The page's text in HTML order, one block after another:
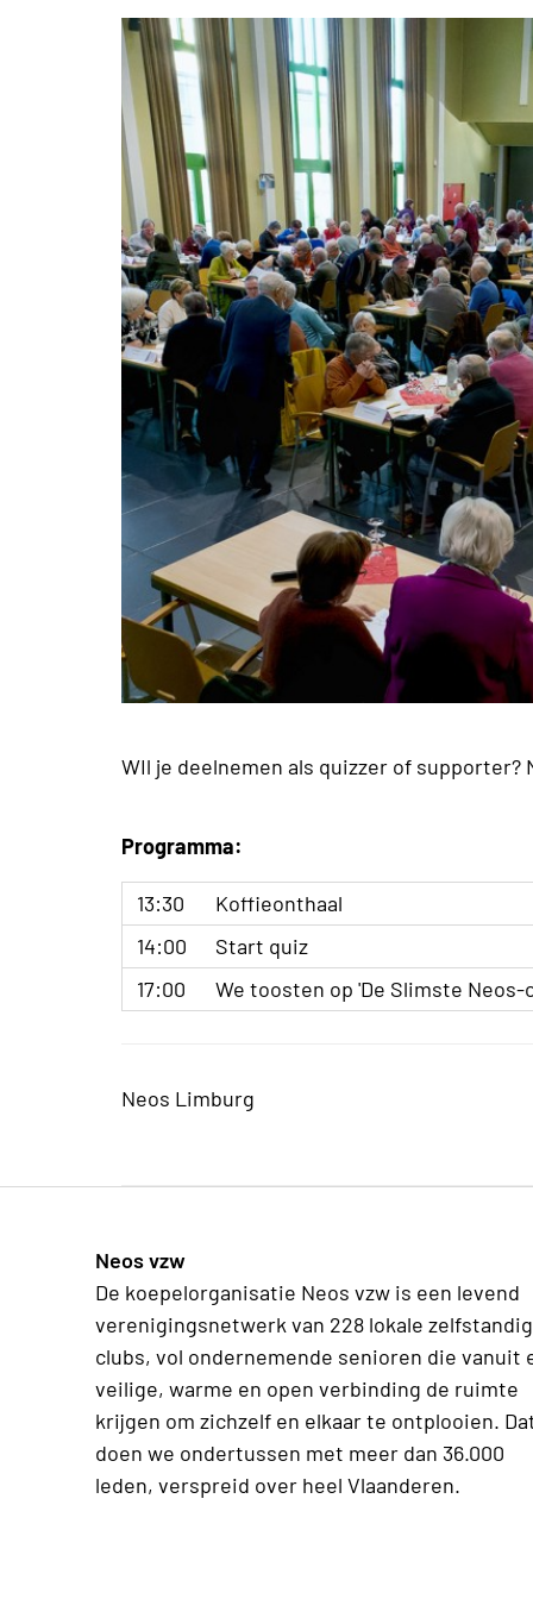
WIl je deelnemen als quizzer of
Programma:
13:30
Koffieonthaal
14:00
Start quiz
17:00
We toosten op 'De Slimste Neos-
Neos Limburg
Neos vzw
De koepelorganisatie Neos vzw is een levend
verenigingsnetwerk van 228 lokale
clubs, vol ondernemende senioren die vanuit
veilige, warme en open verbinding de ruimte
krijgen om zichzelf en elkaar te ontplooien.
doen we ondertussen met meer dan 36.000
leden, verspreid over heel Vlaanderen.